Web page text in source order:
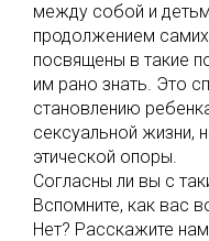
между собой и
продолжением
посвящены в такие
им рано знать. Это
становлению
сексуальной жизни,
этической опоры.
Согласны ли вы с
Вспомните, как вас
Нет? Расскажите